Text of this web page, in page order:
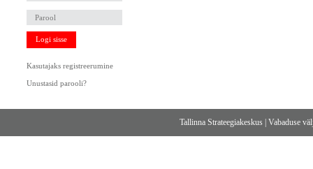
Logi sisse
Kasutajaks registreerumine
Unustasid parooli?
Tallinna Strateegiakeskus |Vabaduse